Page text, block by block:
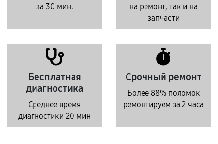
за 30 мин.
на ремонт, так и на
запчасти
Бесплатная
диагностика
Среднее время
диагностики 20 мин
Срочный ремонт
Более 88% поломок
ремонтируем за 2 часа